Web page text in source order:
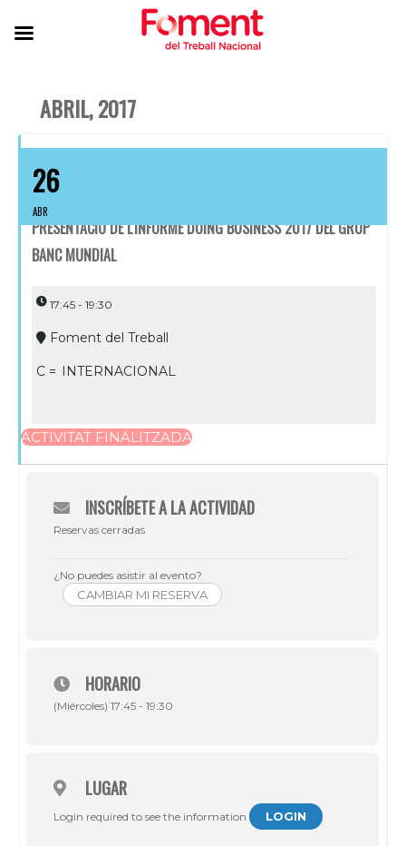
ABRIL, 2017
26
ABR
PRESENTACIÓ DE L'INFORME DOING BUSINESS 2017 DEL GRUP
BANC MUNDIAL
17:45 - 19:30
Foment del Treball
C = INTERNACIONAL
ACTIVITAT FINALITZADA
INSCRÍBETE A LA ACTIVIDAD
Reservas cerradas
¿No puedes asistir al evento?
CAMBIAR MI RESERVA
HORARIO
(Miércoles) 17:45 - 19:30
LUGAR
Login required to see the information LOGIN